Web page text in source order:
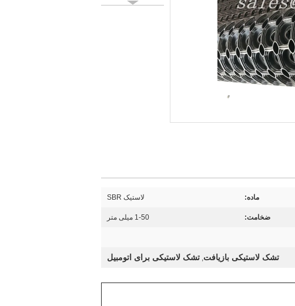
ماده: لاستیک SBR
ضخامت: 1-50 میلی متر
تشک لاستیکی بازیافت, تشک لاستیکی برای اتومبیل